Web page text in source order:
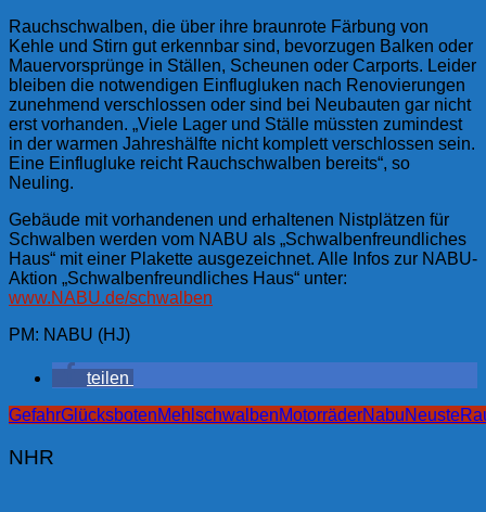
Rauchschwalben, die über ihre braunrote Färbung von
Kehle und Stirn gut erkennbar sind, bevorzugen Balken oder
Mauervorsprünge in Ställen, Scheunen oder Carports. Leider
bleiben die notwendigen Einflugluken nach Renovierungen
zunehmend verschlossen oder sind bei Neubauten gar nicht
erst vorhanden. „Viele Lager und Ställe müssten zumindest
in der warmen Jahreshälfte nicht komplett verschlossen sein.
Eine Einflugluke reicht Rauchschwalben bereits“, so
Neuling.
Gebäude mit vorhandenen und erhaltenen Nistplätzen für
Schwalben werden vom NABU als „Schwalbenfreundliches
Haus“ mit einer Plakette ausgezeichnet. Alle Infos zur NABU-
Aktion „Schwalbenfreundliches Haus“ unter:
www.NABU.de/schwalben
PM: NABU (HJ)
teilen
GefahrGlücksbotenMehlschwalbenMotorräderNabuNeuste
NHR